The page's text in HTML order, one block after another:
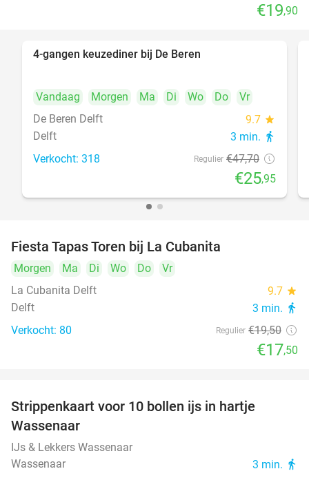
€19,90
4-gangen keuzediner bij De Beren
Vandaag Morgen Ma Di Wo Do
Vr
De Beren Delft
9.7 star
Delft 3 min. directions_walk
Verkocht: 318 Regulier €47,70
€25,95
Fiesta Tapas Toren bij La Cubanita
Morgen Ma Di Wo Do
Vr
La Cubanita Delft
9.7 star
Delft 3 min. directions_walk
Verkocht: 80 Regulier €19,50
€17,50
Strippenkaart voor 10 bollen ijs in hartje
Wassenaar
IJs & Lekkers Wassenaar
Wassenaar
3 min. directions_walk